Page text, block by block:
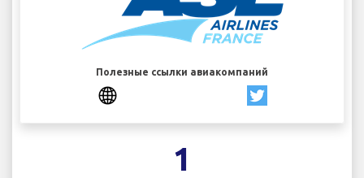
Полезные ссылки авиакомпаний
1